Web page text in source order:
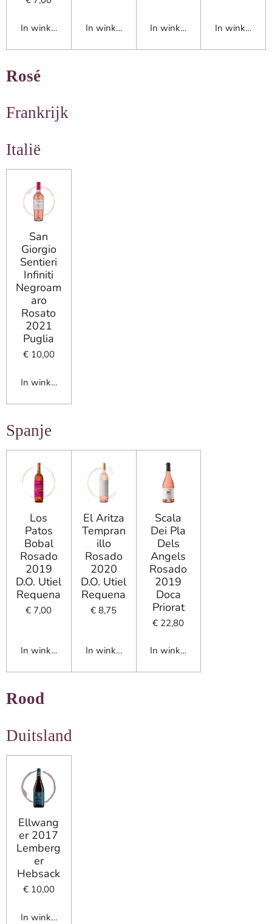
In winkelwagenIn winkelwagenIn winkelwagenIn
Rosé
Frankrijk
Italië
San
Giorgio
Sentieri
Infiniti
Negroam
aro
Rosato
2021
Puglia
€ 10,00
In winkelwagen
Spanje
Los
Patos
Bobal
Rosado
2019
D.O. Utiel
Requena
€ 7,00
In winkelwagen
El Aritza
Tempran
illo
Rosado
2020
D.O. Utiel
Requena
€ 8,75
In winkelwagen
Scala
Dei Pla
Dels
Angels
Rosado
2019
Doca
Priorat
€ 22,80
In winkelwagen
Rood
Duitsland
Ellwang
er 2017
Lemberg
er
Hebsack
€ 10,00
In winkelwagen